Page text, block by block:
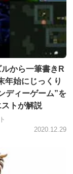
から一筆書きR
年始にじっくり
ディーゲーム”を
トが解説
2020.12.29